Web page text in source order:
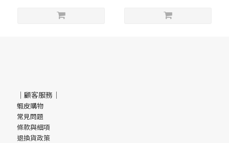
｜顧客服務｜
蝦皮購物
常見問題
條款與細項
退換貨政策